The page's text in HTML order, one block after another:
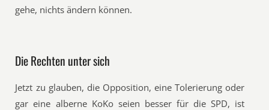
gehe, nichts ändern können.
Die Rechten unter sich
Jetzt zu glauben, die Opposition, eine Tolerierung oder
gar eine alberne KoKo seien besser für die SPD, ist